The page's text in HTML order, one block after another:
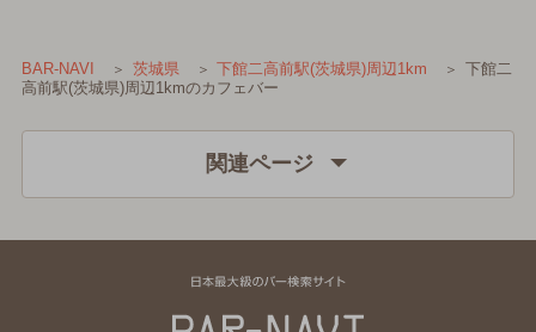
BAR-NAVI 茨城県 下館二高前駅(茨城県)周辺1km
下館二
高前駅(茨城県)周辺1kmのカフェバー
関連ページ